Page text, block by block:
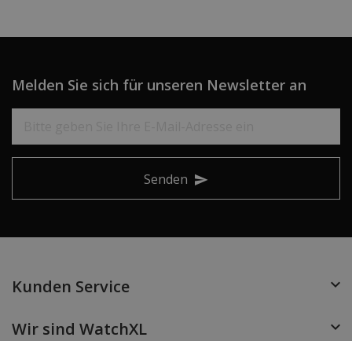
Melden Sie sich für unseren Newsletter an
Senden
Kunden Service
Wir sind WatchXL